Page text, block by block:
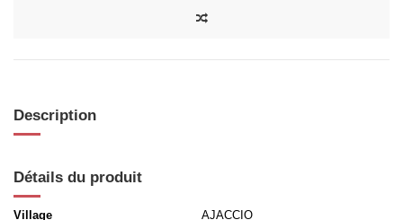
Description
Détails du produit
Village AJACCIO